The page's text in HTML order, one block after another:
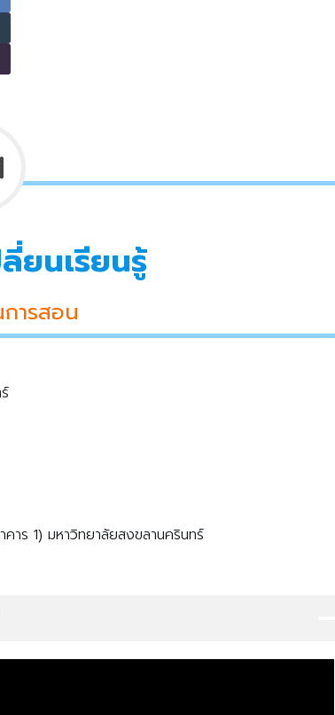
ยนเรียนรู้
ารสอน
าร 1) มหาวิทยาลัยสงขลานครินทร์